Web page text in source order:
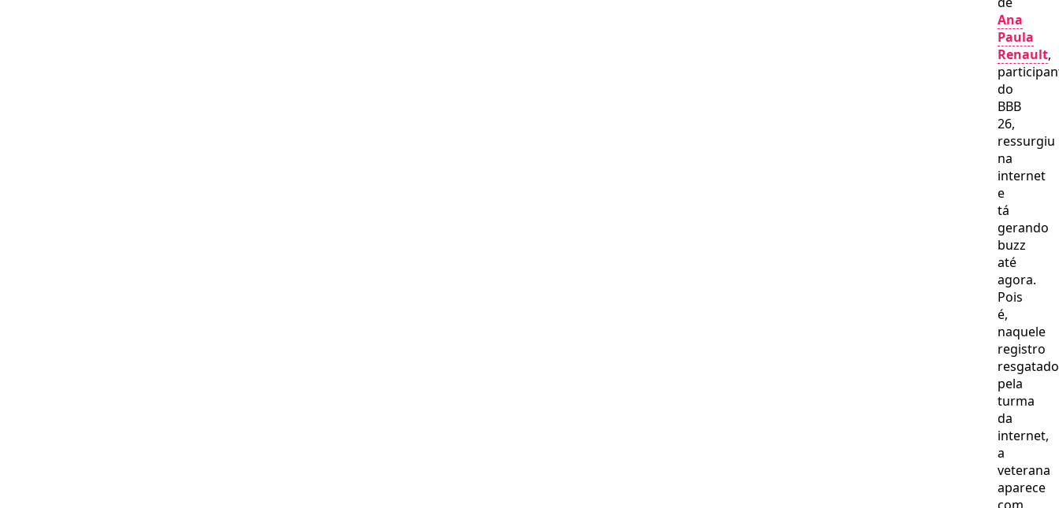
Ana
Paula
Renault,
do
BBB
26,
ressurgiu
na
internet
e
tá
gerando
buzz
até
agora.
Pois
é,
naquele
registro
resgatado
pela
turma
da
internet,
a
veterana
aparece